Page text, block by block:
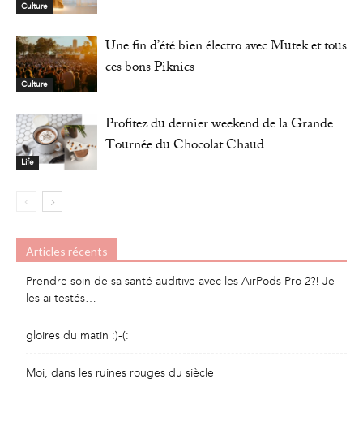
Culture
Culture
Une fin d’été bien électro avec Mutek et tous
ces bons Piknics
Life
Profitez du dernier weekend de la Grande
Tournée du Chocolat Chaud
Articles récents
Prendre soin de sa santé auditive avec les AirPods Pro 2?! Je
les ai testés…
gloires du matin :)-(:
Moi, dans les ruines rouges du siècle